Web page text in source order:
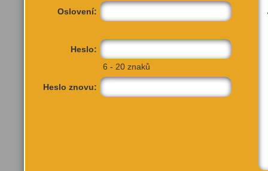
Oslovení:
Heslo:
6 - 20 znaků
Heslo znovu: